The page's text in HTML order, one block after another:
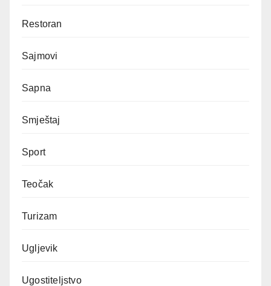
Restoran
Sajmovi
Sapna
Smještaj
Sport
Teočak
Turizam
Ugljevik
Ugostiteljstvo